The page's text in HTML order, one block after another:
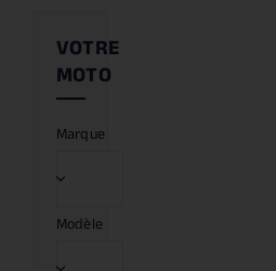
Marque
Modèle